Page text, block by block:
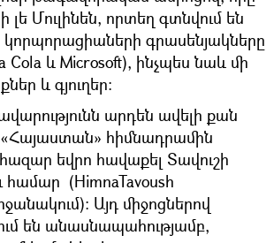
լե Մուլինեն, որտեղ գտնվում են
գրասենյակները
Cola և Microsoft), ինչպես նաև մի
և գյուղեր:
արդեն ավելի քան
«Հայաստան» հիմնադրամին
եվրո հավաքել Տավուշի
համար (HimnaTavoush
Այդ միջոցներով
են անասնապահությամբ,